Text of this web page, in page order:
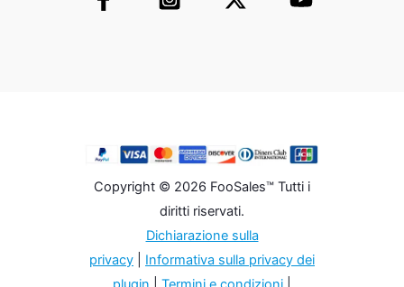
Copyright © 2026 FooSales™ Tutti i
diritti riservati.
Dichiarazione sulla
privacy
Informativa sulla privacy dei